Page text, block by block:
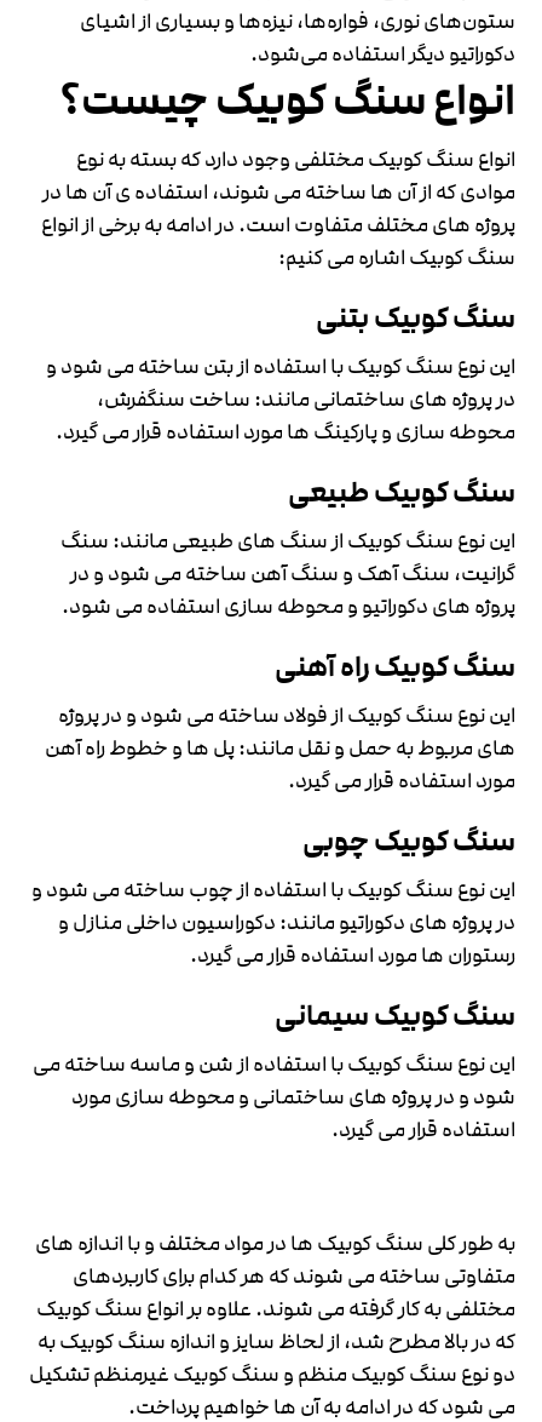
ستون‌های نوری، فواره‌ها، نیزه‌ها و بسیاری از اشیای
دکوراتیو دیگر استفاده می‌شود.
انواع سنگ کوبیک چیست؟
انواع سنگ کوبیک مختلفی وجود دارد که بسته به نوع
موادی که از آن ها ساخته می شوند، استفاده ی آن ها در
پروژه های مختلف متفاوت است. در ادامه به برخی از انواع
سنگ کوبیک اشاره می کنیم:
سنگ کوبیک بتنی
این نوع سنگ کوبیک با استفاده از بتن ساخته می شود و
در پروژه های ساختمانی مانند: ساخت سنگفرش،
محوطه سازی و پارکینگ ها مورد استفاده قرار می گیرد.
سنگ کوبیک طبیعی
این نوع سنگ کوبیک از سنگ های طبیعی مانند: سنگ
گرانیت، سنگ آهک و سنگ آهن ساخته می شود و در
پروژه های دکوراتیو و محوطه سازی استفاده می شود.
سنگ کوبیک راه آهنی
این نوع سنگ کوبیک از فولاد ساخته می شود و در پروژه
های مربوط به حمل و نقل مانند: پل ها و خطوط راه آهن
مورد استفاده قرار می گیرد.
سنگ کوبیک چوبی
این نوع سنگ کوبیک با استفاده از چوب ساخته می شود و
در پروژه های دکوراتیو مانند: دکوراسیون داخلی منازل و
رستوران ها مورد استفاده قرار می گیرد.
سنگ کوبیک سیمانی
این نوع سنگ کوبیک با استفاده از شن و ماسه ساخته می
شود و در پروژه های ساختمانی و محوطه سازی مورد
استفاده قرار می گیرد.
به طور کلی سنگ کوبیک ها در مواد مختلف و با اندازه های
متفاوتی ساخته می شوند که هر کدام برای کاربردهای
مختلفی به کار گرفته می شوند. علاوه بر انواع سنگ کوبیک
که در بالا مطرح شد، از لحاظ سایز و اندازه سنگ کوبیک به
دو نوع سنگ کوبیک منظم و سنگ کوبیک غیرمنظم تشکیل
می شود که در ادامه به آن ها خواهیم پرداخت.